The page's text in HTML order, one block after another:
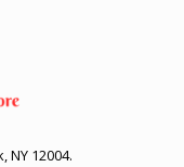
NY 12004.